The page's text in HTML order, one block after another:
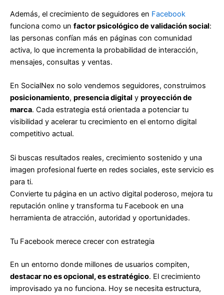
Además, el crecimiento de seguidores en Facebook
funciona como un factor psicológico de validación social:
las personas confían más en páginas con comunidad
activa, lo que incrementa la probabilidad de interacción,
mensajes, consultas y ventas.
En SocialNex no solo vendemos seguidores, construimos
posicionamiento, presencia digital y proyección de
marca. Cada estrategia está orientada a potenciar tu
visibilidad y acelerar tu crecimiento en el entorno digital
competitivo actual.
Si buscas resultados reales, crecimiento sostenido y una
imagen profesional fuerte en redes sociales, este servicio es
para ti.
Convierte tu página en un activo digital poderoso, mejora tu
reputación online y transforma tu Facebook en una
herramienta de atracción, autoridad y oportunidades.
Tu Facebook merece crecer con estrategia
En un entorno donde millones de usuarios compiten,
destacar no es opcional, es estratégico. El crecimiento
improvisado ya no funciona. Hoy se necesita estructura,